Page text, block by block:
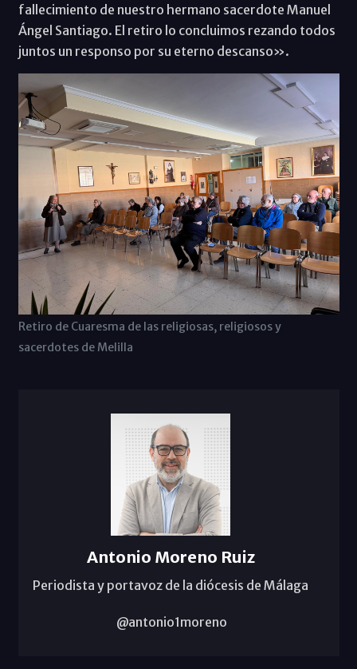
fallecimiento de nuestro hermano sacerdote Manuel
Ángel Santiago. El retiro lo concluimos rezando todos
juntos un responso por su eterno descanso».
Retiro de Cuaresma de las religiosas, religiosos y
sacerdotes de Melilla
Antonio Moreno Ruiz
Periodista y portavoz de la diócesis de Málaga
@antonio1moreno